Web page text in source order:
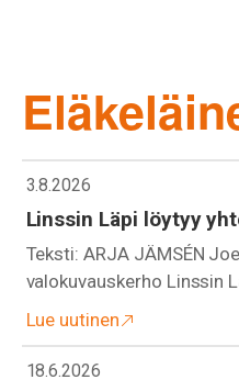
3.8.2026
Linssin Läpi löytyy
Teksti: ARJA JÄMSÉN
valokuvauskerho Linssin
Lue uutinen
18.6.2026